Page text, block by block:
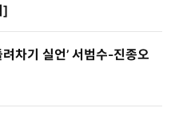
]
차기 실언’ 서범수-진종오